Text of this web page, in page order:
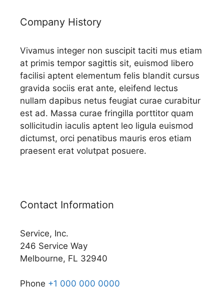
Company History
Vivamus integer non suscipit taciti mus etiam
at primis tempor sagittis sit, euismod libero
facilisi aptent elementum felis blandit cursus
gravida sociis erat ante, eleifend lectus
nullam dapibus netus feugiat curae curabitur
est ad. Massa curae fringilla porttitor quam
sollicitudin iaculis aptent leo ligula euismod
dictumst, orci penatibus mauris eros etiam
praesent erat volutpat posuere.
Contact Information
Service, Inc.
246 Service Way
Melbourne, FL 32940
Phone +1 000 000 0000